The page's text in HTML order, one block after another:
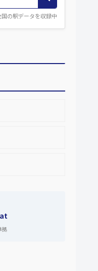
国の駅データを収録中
拠